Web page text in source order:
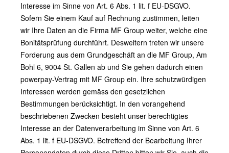
Interesse im Sinne von Art. 6 Abs. 1 lit. f EU-DSGVO.
Sofern Sie einem Kauf auf Rechnung zustimmen, leiten
wir Ihre Daten an die Firma MF Group weiter, welche eine
Bonitätsprüfung durchführt. Desweitern treten wir unsere
Forderung aus dem Grundgeschäft an die MF Group, Am
Bohl 6, 9004 St. Gallen ab und Sie gehen dadurch einen
powerpay-Vertrag mit MF Group ein. Ihre schutzwürdigen
Interessen werden gemäss den gesetzlichen
Bestimmungen berücksichtigt. In den vorangehend
beschriebenen Zwecken besteht unser berechtigtes
Interesse an der Datenverarbeitung im Sinne von Art. 6
Abs. 1 lit. f EU-DSGVO. Betreffend der Bearbeitung Ihrer